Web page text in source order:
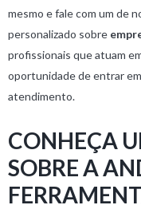
mesmo e fale com um de
personalizado sobre
profissionais que atuam
oportunidade de entrar
atendimento.
CONHEÇA
SOBRE A